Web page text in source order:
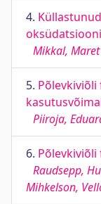
4.
Mikkal, Maret
5.
Piiroja,
6.
Raudsepp,
Mihkelson,